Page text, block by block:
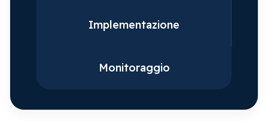
Implementazione
Monitoraggio